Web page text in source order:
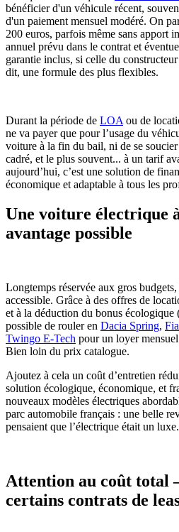
bénéficier d'un véhicule récent,
d'un paiement mensuel modéré. On
200 euros, parfois même sans apport
annuel prévu dans le contrat et
garantie inclus, si celle du
dit, une formule des plus flexibles.
Durant la période de LOA ou de
ne va payer que pour l’usage du
voiture à la fin du bail, ni de se
cadré, et le plus souvent... à un tarif
aujourd’hui, c’est une solution de
économique et adaptable à tous les
Une voiture électrique
avantage possible
Longtemps réservée aux gros budgets,
accessible. Grâce à des offres de
et à la déduction du bonus
possible de rouler en Dacia Spring,
Twingo E-Tech pour un loyer
Bien loin du prix catalogue.
Ajoutez à cela un coût d’entretien
solution écologique, économique, et
nouveaux modèles électriques
parc automobile français : une belle
pensaient que l’électrique était un luxe.
Attention au coût total
certains contrats de